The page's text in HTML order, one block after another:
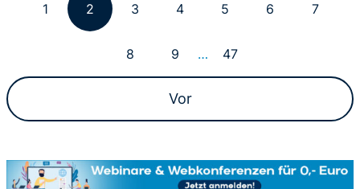
1 2 3 4 5 6 7
8 9 … 47
Vor